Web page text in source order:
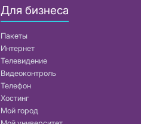
Для бизнеса
Пакеты
Интернет
Телевидение
Видеоконтроль
Телефон
Хостинг
Мой город